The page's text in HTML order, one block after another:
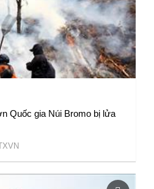
Quốc gia Núi Bromo bị lửa